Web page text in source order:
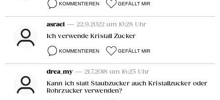
KOMMENTIEREN GEFÄLLT MIR
asrael — 22.9.2022 um 10:28 Uhr
Ich verwende Kristall Zucker
KOMMENTIEREN GEFÄLLT MIR
drea_my — 21.7.2018 um 16:25 Uhr
Kann ich statt Staubzucker auch Kristallzucker oder
Rohrzucker verwenden?